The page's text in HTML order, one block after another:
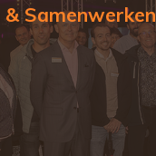
& Samenwerken